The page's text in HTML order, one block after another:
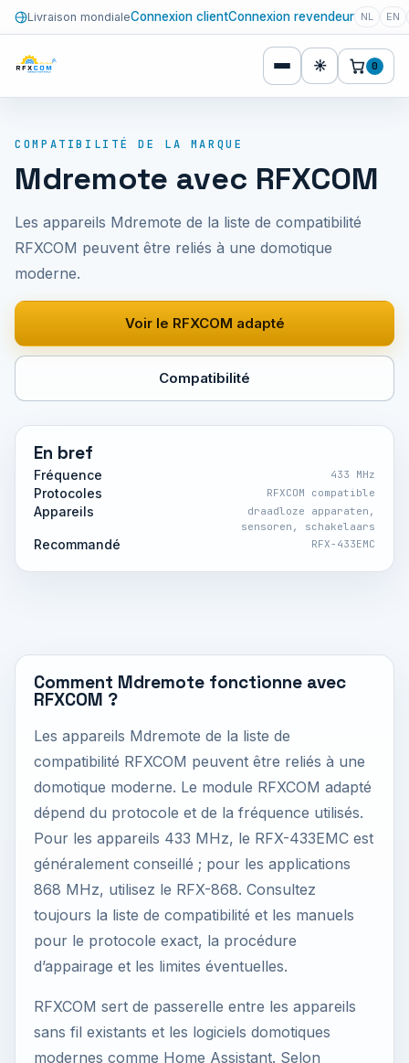
Livraison mondialeConnexion clientConnexion revendeur NL EN
☀ 0
COMPATIBILITÉ DE LA MARQUE
Mdremote avec RFXCOM
Les appareils Mdremote de la liste de compatibilité
RFXCOM peuvent être reliés à une domotique
moderne.
Voir le RFXCOM adapté
Compatibilité
En bref
Fréquence 433 MHz
Protocoles RFXCOM compatible
Appareils
draadloze apparaten,
sensoren, schakelaars
Recommandé RFX-433EMC
Comment Mdremote fonctionne avec
RFXCOM ?
Les appareils Mdremote de la liste de
compatibilité RFXCOM peuvent être reliés à une
domotique moderne. Le module RFXCOM adapté
dépend du protocole et de la fréquence utilisés.
Pour les appareils 433 MHz, le RFX-433EMC est
généralement conseillé ; pour les applications
868 MHz, utilisez le RFX-868. Consultez
toujours la liste de compatibilité et les manuels
pour le protocole exact, la procédure
d’appairage et les limites éventuelles.
RFXCOM sert de passerelle entre les appareils
sans fil existants et les logiciels domotiques
modernes comme Home Assistant. Selon